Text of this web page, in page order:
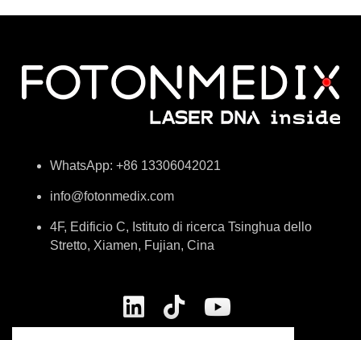
WhatsApp: +86 13306042021
info@fotonmedix.com
4F, Edificio C, Istituto di ricerca Tsinghua dello
Stretto, Xiamen, Fujian, Cina